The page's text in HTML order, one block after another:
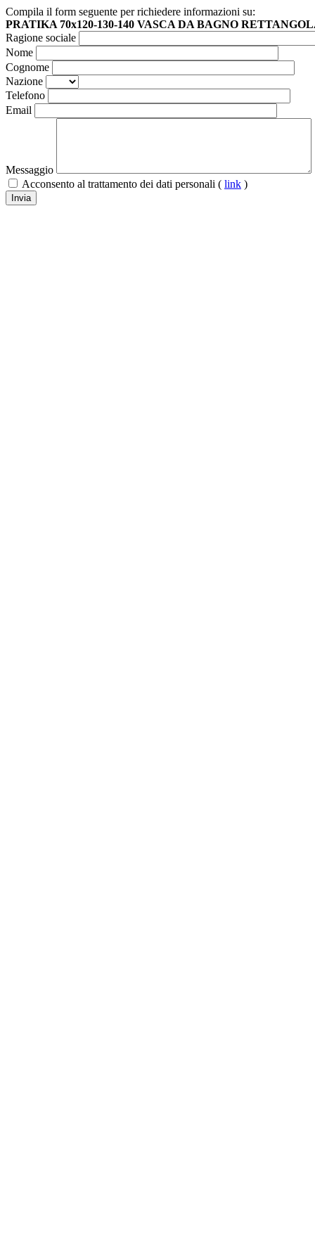
Compila il form seguente per richiedere informazioni su:
PRATIKA 70x120-130-140 VASCA DA BAGNO
Ragione sociale
Nome
Cognome
Nazione
Telefono
Email
Messaggio
Acconsento al trattamento dei dati personali ( link )
Invia